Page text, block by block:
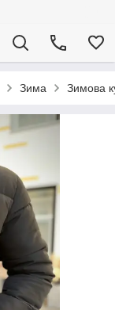
Зима Зимова